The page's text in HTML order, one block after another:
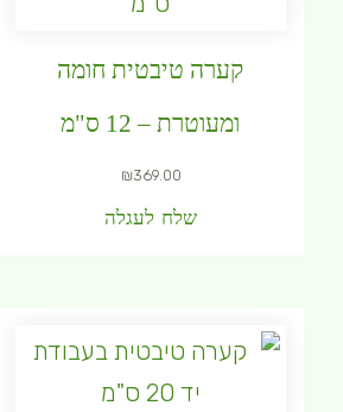
קערה טיבטית חומה
ומעוטרת – 12 ס"מ
₪369.00
שלח לעגלה